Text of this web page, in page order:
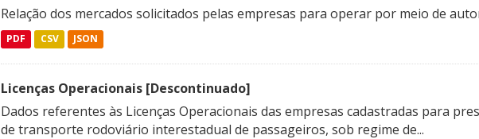
Relação dos mercados solicitados pelas empresas para operar por meio de
PDF CSV JSON
Licenças Operacionais [Descontinuado]
Dados referentes às Licenças Operacionais das empresas cadastradas para
de transporte rodoviário interestadual de passageiros, sob regime de...